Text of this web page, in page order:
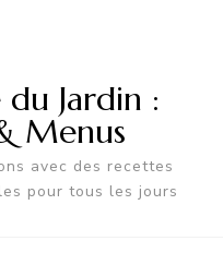
du Jardin :
Menus
avec des recettes
pour tous les jours